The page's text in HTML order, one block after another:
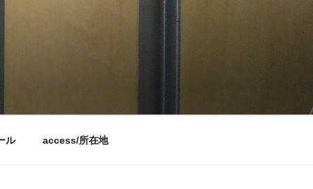
ル access/所在地